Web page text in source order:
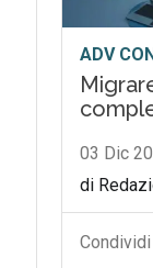
ADV
03 Dic
di
Condividi